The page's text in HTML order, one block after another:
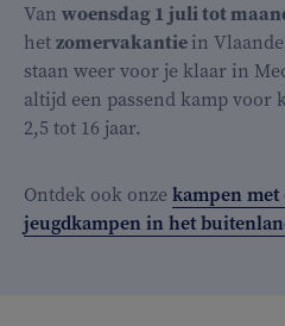
Van woensdag 1 juli tot
hetzomervakantiein
staan weer voor je klaar in
altijd een passend kamp voor
2,5 tot 16 jaar.
Ontdek ook onze kampen
jeugdkampen in het